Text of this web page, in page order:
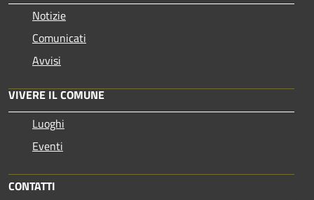
Notizie
Comunicati
Avvisi
VIVERE IL COMUNE
Luoghi
Eventi
CONTATTI